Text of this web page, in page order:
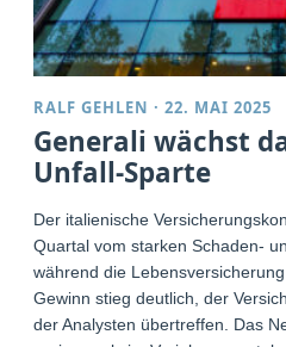
RALF GEHLEN ·22. MAI 2025
Generali wächst
Unfall-Sparte
Der italienische
Quartal vom starken Schaden-
während die
Gewinn stieg deutlich, der
der Analysten übertreffen. Das